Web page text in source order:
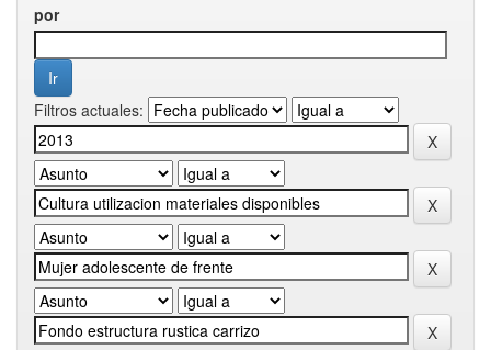
por
Filtros actuales: